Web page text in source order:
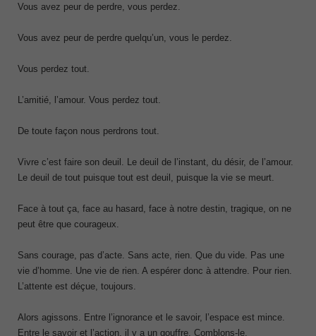
Vous avez peur de perdre, vous perdez.
Vous avez peur de perdre quelqu’un, vous le perdez.
Vous perdez tout.
L’amitié, l’amour. Vous perdez tout.
De toute façon nous perdrons tout.
Vivre c’est faire son deuil. Le deuil de l’instant, du désir, de l’amour.
Le deuil de tout puisque tout est deuil, puisque la vie se meurt.
Face à tout ça, face au hasard, face à notre destin, tragique, on ne
peut être que courageux.
Sans courage, pas d’acte. Sans acte, rien. Que du vide. Pas une
vie d’homme. Une vie de rien. A espérer donc à attendre. Pour rien.
L’attente est déçue, toujours.
Alors agissons. Entre l’ignorance et le savoir, l’espace est mince.
Entre le savoir et l’action, il y a un gouffre. Comblons-le.